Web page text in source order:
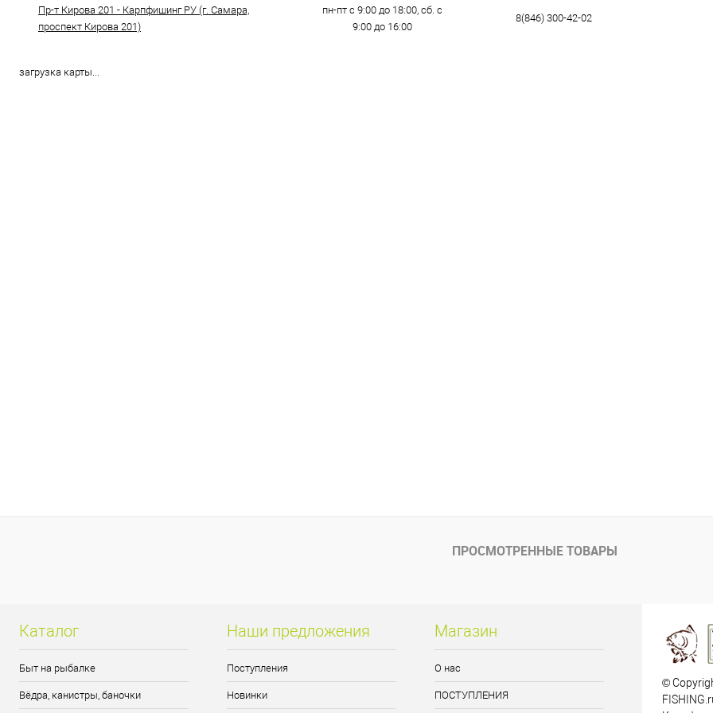
Пр-т Кирова 201 - Карпфишинг РУ (г. Самара,
проспект Кирова 201)
пн-пт с 9:00 до 18:00, сб. с
9:00 до 16:00
8(846) 300-42-02
загрузка карты...
ПРОСМОТРЕННЫЕ ТОВАРЫ
Каталог
Быт на рыбалке
Вёдра, канистры, баночки
Наши предложения
Поступления
Новинки
Магазин
О нас
ПОСТУПЛЕНИЯ
©